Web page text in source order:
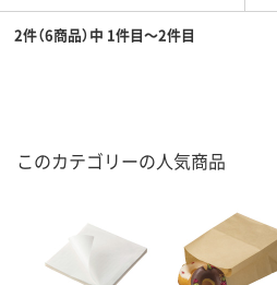
2件（6商品）中 1件目～2件目
このカテゴリーの人気商品